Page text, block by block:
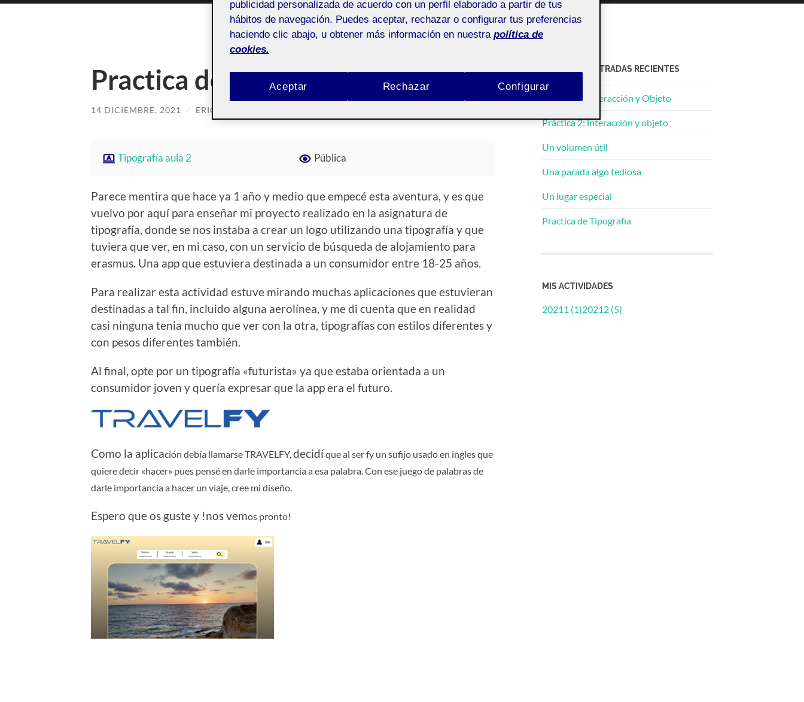
Practica de Tipografia
14 DICIEMBRE, 2021 / ERIC LOPEZ MOCHOLI
Tipografía aula 2 Pública
Parece mentira que hace ya 1 año y medio que empecé esta aventura, y es que
vuelvo por aquí para enseñar mi proyecto realizado en la asignatura de
tipografía, donde se nos instaba a crear un logo utilizando una tipografía y que
tuviera que ver, en mi caso, con un servicio de búsqueda de alojamiento para
erasmus. Una app que estuviera destinada a un consumidor entre 18-25 años.
Para realizar esta actividad estuve mirando muchas aplicaciones que estuvieran
destinadas a tal fin, incluido alguna aerolínea, y me di cuenta que en realidad
casi ninguna tenia mucho que ver con la otra, tipografías con estilos diferentes y
con pesos diferentes también.
Al final, opte por un tipografía «futurista» ya que estaba orientada a un
consumidor joven y quería expresar que la app era el futuro.
Como la aplicación debía llamarse TRAVELFY, decidíque al ser fy un sufijo usado en ingles que
quiere decir «hacer» pues pensé en darle importancia a esa palabra. Con ese juego de palabras de
darle importancia a hacer un viaje, cree mi diseño.
Espero que os guste y !nos vemos pronto!
ACTIFOLIO ENTRADAS RECIENTES
Práctica 2: Interacción y Objeto
Práctica 2: interacción y objeto
Un volumen útil
Una parada algo tediosa
Un lugar especial
Practica de Tipografia
MIS ACTIVIDADES
20211 (1)20212 (5)
publicidad personalizada de acuerdo con un perfil elaborado a partir de tus
hábitos de navegación. Puedes aceptar, rechazar o configurar tus preferencias
haciendo clic abajo, u obtener más información en nuestra política de
cookies.
Rechazar
Aceptar Configurar